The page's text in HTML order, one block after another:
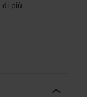
di più